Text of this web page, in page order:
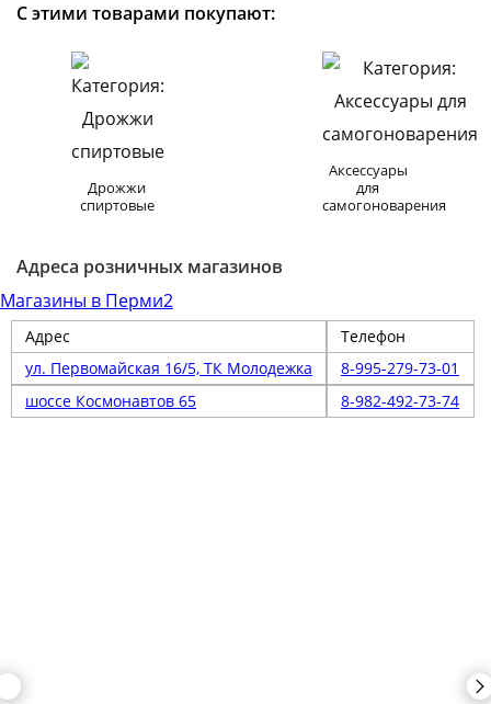
С этими товарами покупают:
Дрожжи
спиртовые
Аксессуары
для
самогоноварения
Адреса розничных магазинов
Магазины в Перми2
Адрес
Телефон
ул. Первомайская 16/5, ТК Молодежка
8-995-279-73-01
шоссе Космонавтов 65
8-982-492-73-74